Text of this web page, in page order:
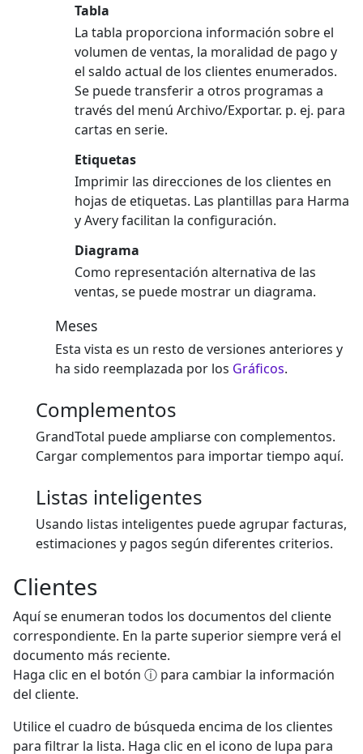
Tabla
La tabla proporciona información sobre el
volumen de ventas, la moralidad de pago y
el saldo actual de los clientes enumerados.
Se puede transferir a otros programas a
través del menú Archivo/Exportar. p. ej. para
cartas en serie.
Etiquetas
Imprimir las direcciones de los clientes en
hojas de etiquetas. Las plantillas para Harma
y Avery facilitan la configuración.
Diagrama
Como representación alternativa de las
ventas, se puede mostrar un diagrama.
Meses
Esta vista es un resto de versiones anteriores y
ha sido reemplazada por los Gráficos.
Complementos
GrandTotal puede ampliarse con complementos.
Cargar complementos para importar tiempo aquí.
Listas inteligentes
Usando listas inteligentes puede agrupar facturas,
estimaciones y pagos según diferentes criterios.
Clientes
Aquí se enumeran todos los documentos del cliente
correspondiente. En la parte superior siempre verá el
documento más reciente.
Haga clic en el botón ⓘ para cambiar la información
del cliente.
Utilice el cuadro de búsqueda encima de los clientes
para filtrar la lista. Haga clic en el icono de lupa para